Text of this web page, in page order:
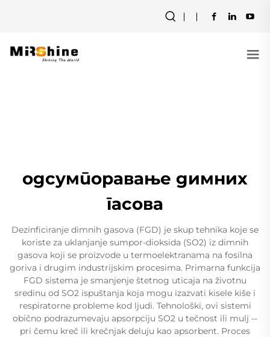
одсумпоравање димних
гасова
Dezinficiranje dimnih gasova (FGD) je skup tehnika koje se
koriste za uklanjanje sumpor-dioksida (SO2) iz dimnih
gasova koji se proizvode u termoelektranama na fosilna
goriva i drugim industrijskim procesima. Primarna funkcija
FGD sistema je smanjenje štetnog uticaja na životnu
sredinu od SO2 ispuštanja koja mogu izazvati kisele kiše i
respiratorne probleme kod ljudi. Tehnološki, ovi sistemi
obično podrazumevaju apsorpciju SO2 u tečnost ili mulj --
pri čemu kreč ili krečnjak deluju kao apsorbent. Proces